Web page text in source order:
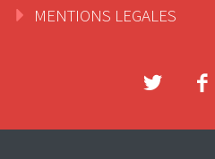
MENTIONS LEGALES